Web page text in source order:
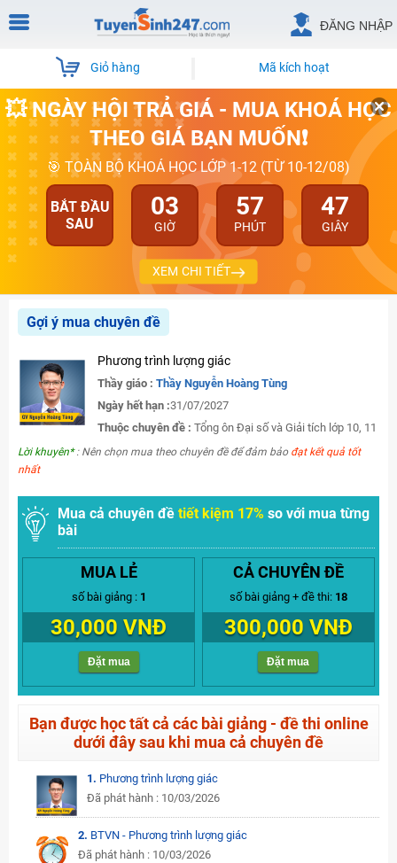
ĐĂNG NHẬP
Giỏ hàng Mã kích hoạt
💥 NGÀY HỘI TRẢ GIÁ - MUA KHOÁ HỌC
THEO GIÁ BẠN MUỐN❗
🎯 TOÀN BỘ KHOÁ HỌC LỚP 1-12 (TỪ 10-12/08)
BẮT ĐẦU
SAU
03
GIỜ
57
PHÚT
47
GIÂY
XEM CHI TIẾT
Gợi ý mua chuyên đề
Phương trình lượng giác
Thầy giáo : Thầy Nguyễn Hoàng Tùng
Ngày hết hạn :31/07/2027
Thuộc chuyên đề : Tổng ôn Đại số và Giải tích lớp 10, 11
Lời khuyên*: Nên chọn mua theo chuyên đề để đảm bảo đạt kết quả tốt
nhất
Mua cả chuyên đề tiết kiệm 17% so với mua từng
bài
MUA LẺ
số bài giảng : 1
30,000 VNĐ
Đặt mua
CẢ CHUYÊN ĐỀ
số bài giảng + đề thi: 18
300,000 VNĐ
Đặt mua
Bạn được học tất cả các bài giảng - đề thi online
dưới đây sau khi mua cả chuyên đề
1. Phương trình lượng giác
Đã phát hành : 10/03/2026
2. BTVN - Phương trình lượng giác
Đã phát hành : 10/03/2026